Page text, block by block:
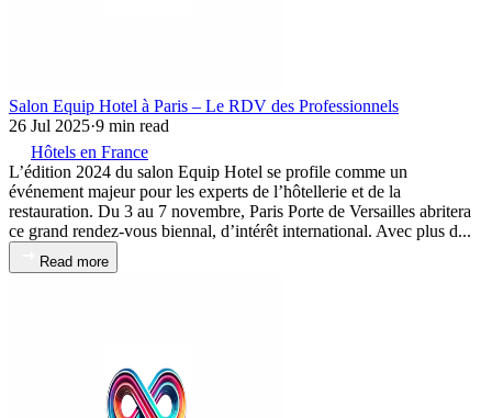
Salon Equip Hotel à Paris – Le RDV des Professionnels
26 Jul 2025·9 min read
Hôtels en France
L’édition 2024 du salon Equip Hotel se profile comme un
événement majeur pour les experts de l’hôtellerie et de la
restauration. Du 3 au 7 novembre, Paris Porte de Versailles abritera
ce grand rendez-vous biennal, d’intérêt international. Avec plus d...
Read more